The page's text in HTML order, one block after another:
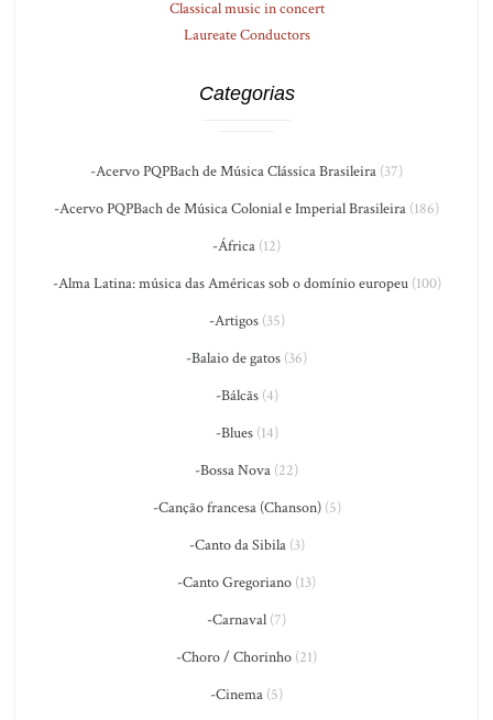
Classical music in concert
Laureate Conductors
Categorias
-Acervo PQPBach de Música Clássica Brasileira (37)
-Acervo PQPBach de Música Colonial e Imperial Brasileira (186)
-África (12)
-Alma Latina: música das Américas sob o domínio europeu(100)
-Artigos(35)
-Balaio de gatos (36)
-Bálcãs(4)
-Blues(14)
-Bossa Nova (22)
-Canção francesa (Chanson)(5)
-Canto da Sibila(3)
-Canto Gregoriano (13)
-Carnaval (7)
-Choro / Chorinho (21)
-Cinema (5)